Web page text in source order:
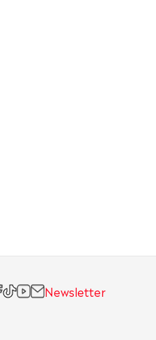
Newsletter